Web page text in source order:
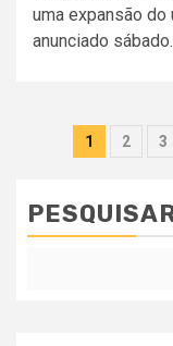
uma expansão do
anunciado
1 2 3